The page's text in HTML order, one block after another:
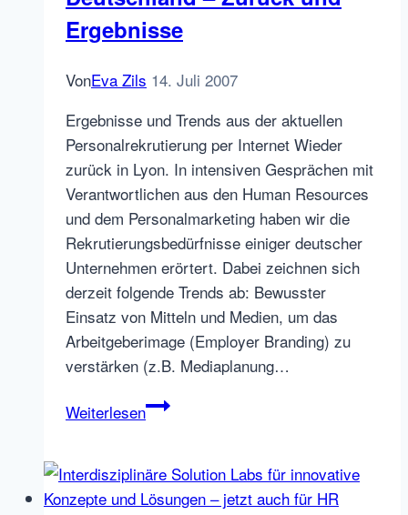
Ergebnisse
VonEva Zils 14. Juli 2007
Ergebnisse und Trends aus der aktuellen
Personalrekrutierung per Internet Wieder
zurück in Lyon. In intensiven Gesprächen mit
Verantwortlichen aus den Human Resources
und dem Personalmarketing haben wir die
Rekrutierungsbedürfnisse einiger deutscher
Unternehmen erörtert. Dabei zeichnen sich
derzeit folgende Trends ab: Bewusster
Einsatz von Mitteln und Medien, um das
Arbeitgeberimage (Employer Branding) zu
verstärken (z.B. Mediaplanung…
WeiterlesenOnline
Deutschland
–